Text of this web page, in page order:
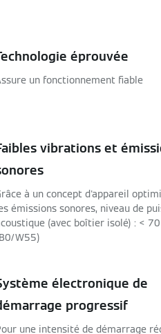
éprouvée
un fonctionnement fiable
vibrations et
à un concept d'appareil
émissions sonores, niveau de
(avec boîtier isolé) : < 70
W55)
électronique de
progressif
une intensité de démarrage